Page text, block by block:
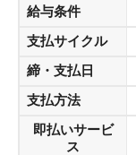
給与条件
支払サイクル
締・支払日
支払方法
即払いサービ
ス